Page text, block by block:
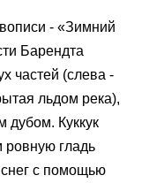
- «Зимний
Барендта
частей (слева -
льдом река),
дубом. Куккук
ровную гладь
с помощью